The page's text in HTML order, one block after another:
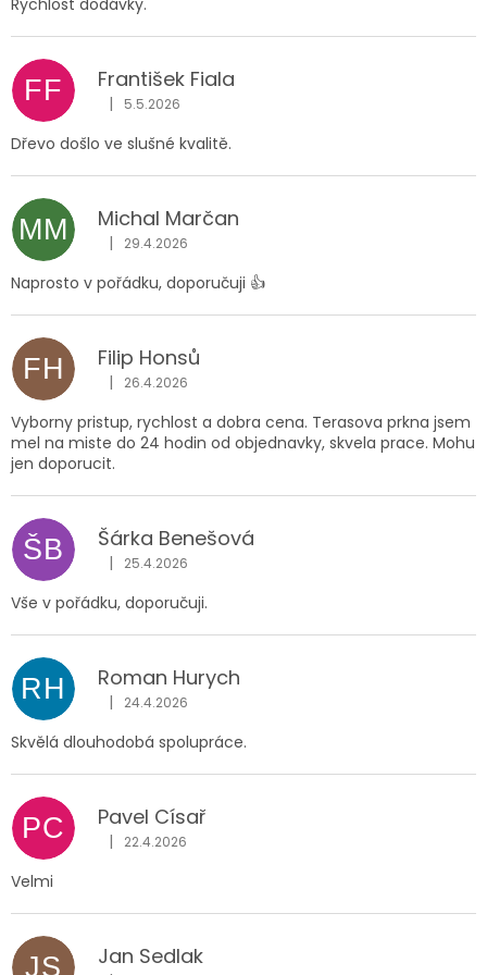
FF František Fiala
Hodnocení obchodu je 5 z 5 hvězdiček.
| 5.5.2026
Dřevo došlo ve slušné kvalitě.
MM Michal Marčan
Hodnocení obchodu je 5 z 5 hvězdiček.
| 29.4.2026
Naprosto v pořádku, doporučuji 👍
FH Filip Honsů
Hodnocení obchodu je 5 z 5 hvězdiček.
| 26.4.2026
Vyborny pristup, rychlost a dobra cena. Terasova prkna jsem
mel na miste do 24 hodin od objednavky, skvela prace. Mohu
jen doporucit.
ŠB Šárka Benešová
Hodnocení obchodu je 5 z 5 hvězdiček.
| 25.4.2026
Vše v pořádku, doporučuji.
RH Roman Hurych
Hodnocení obchodu je 5 z 5 hvězdiček.
| 24.4.2026
Skvělá dlouhodobá spolupráce.
PC Pavel Císař
Hodnocení obchodu je 5 z 5 hvězdiček.
| 22.4.2026
Velmi
JS Jan Sedlak